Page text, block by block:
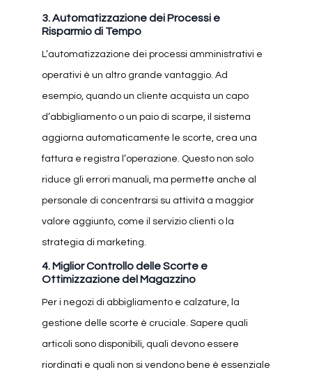
3.Automatizzazione dei Processi e
Risparmio di Tempo
L’automatizzazione dei processi amministrativi e
operativi è un altro grande vantaggio. Ad
esempio, quando un cliente acquista un capo
d’abbigliamento o un paio di scarpe, il sistema
aggiorna automaticamente le scorte, crea una
fattura e registra l’operazione. Questo non solo
riduce gli errori manuali, ma permette anche al
personale di concentrarsi su attività a maggior
valore aggiunto, come il servizio clienti o la
strategia di marketing.
4. Miglior Controllo delle Scorte e
Ottimizzazione del Magazzino
Per i negozi di abbigliamento e calzature, la
gestione delle scorte è cruciale. Sapere quali
articoli sono disponibili, quali devono essere
riordinati e quali non si vendono bene è essenziale